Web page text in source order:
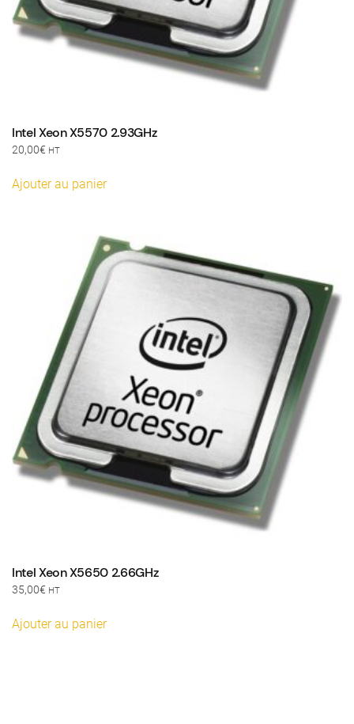
Intel Xeon X5570 2.93GHz
20,00€ HT
Ajouter au panier
Intel Xeon X5650 2.66GHz
35,00€ HT
Ajouter au panier